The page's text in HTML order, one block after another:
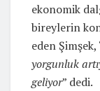
ekonomik
bireylerin
eden Şimşek,
yorgunluk
geliyor” dedi.